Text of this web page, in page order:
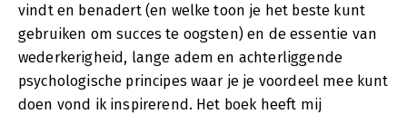
vindt en benadert (en welke toon je het beste kunt
gebruiken om succes te oogsten) en de essentie van
wederkerigheid, lange adem en achterliggende
psychologische principes waar je je voordeel mee kunt
doen vond ik inspirerend. Het boek heeft mij